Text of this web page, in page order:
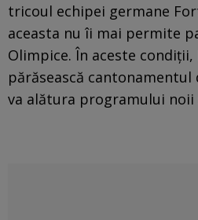
tricoul echipei germane
aceasta nu îi mai permite
Olimpice. În aceste
părăsească cantonamentul
va alătura programului noii